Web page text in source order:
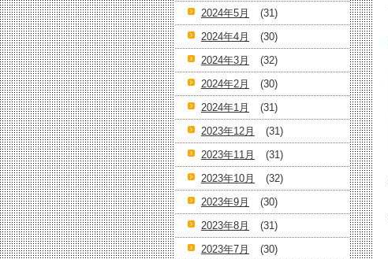
2024年5月
(31)
2024年4月
(30)
2024年3月
(32)
2024年2月
(30)
2024年1月
(31)
2023年12月
(31)
2023年11月
(31)
2023年10月
(32)
2023年9月
(30)
2023年8月
(31)
2023年7月
(30)